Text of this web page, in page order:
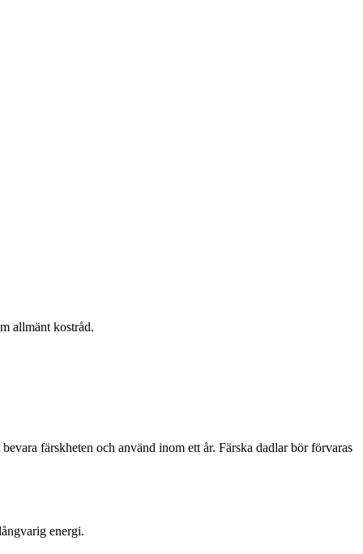
allmänt kostråd.
färskheten och använd inom ett år. Färska dadlar bör förvaras
energi.